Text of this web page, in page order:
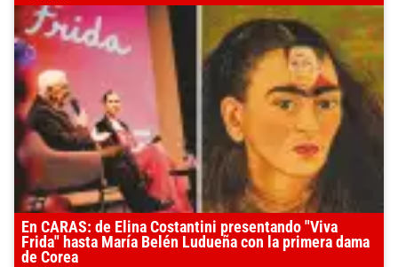
En CARAS: de Elina Costantini presentando "Viva
Frida" hasta María Belén Ludueña con la primera dama
de Corea